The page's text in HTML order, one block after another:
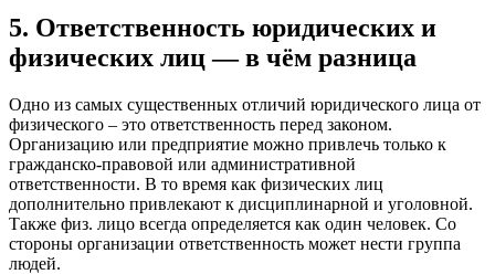
5. Ответственность юридических и
физических лиц — в чём разница
Одно из самых существенных отличий юридического лица от
физического – это ответственность перед законом.
Организацию или предприятие можно привлечь только к
гражданско-правовой или административной
ответственности. В то время как физических лиц
дополнительно привлекают к дисциплинарной и уголовной.
Также физ. лицо всегда определяется как один человек. Со
стороны организации ответственность может нести группа
людей.